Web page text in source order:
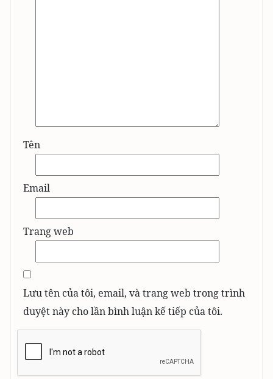
Tên
Email
Trang web
Lưu tên của tôi, email, và trang web trong trình
duyệt này cho lần bình luận kế tiếp của tôi.